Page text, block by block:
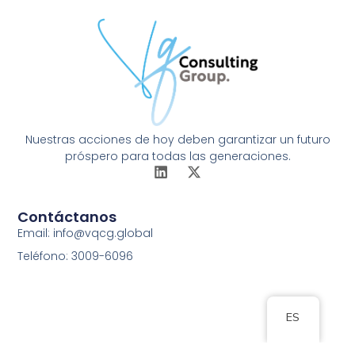
Nuestras acciones de hoy deben garantizar un futuro
próspero para todas las generaciones.
Contáctanos
Email: info@vqcg.global
Teléfono: 3009-6096
ES